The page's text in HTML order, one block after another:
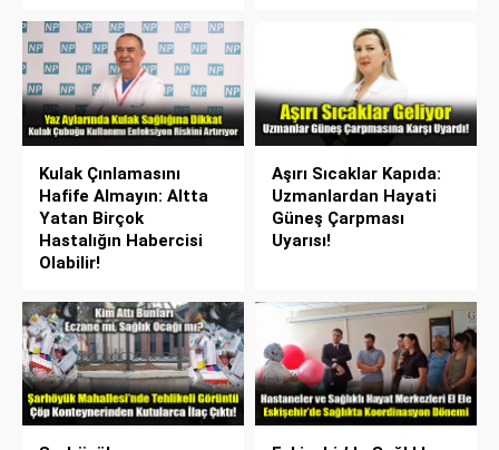
Kulak Çınlamasını
Hafife Almayın: Altta
Yatan Birçok
Hastalığın Habercisi
Olabilir!
Aşırı Sıcaklar Kapıda:
Uzmanlardan Hayati
Güneş Çarpması
Uyarısı!